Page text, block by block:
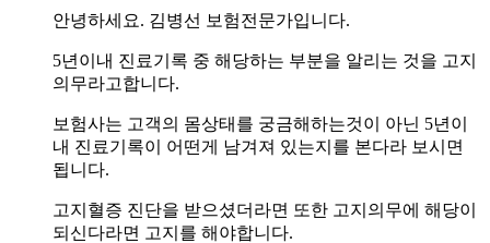
안녕하세요. 김병선 보험전문가입니다.
5년이내 진료기록 중 해당하는 부분을 알리는 것을 고지
의무라고합니다.
보험사는 고객의 몸상태를 궁금해하는것이 아닌 5년이
내 진료기록이 어떤게 남겨져 있는지를 본다라 보시면
됩니다.
고지혈증 진단을 받으셨더라면 또한 고지의무에 해당이
되신다라면 고지를 해야합니다.